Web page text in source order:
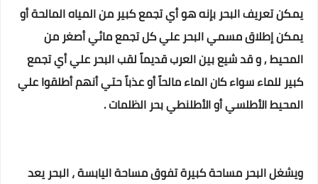
يمكن تعريف البحر بإنه هو أي تجمع كبير من المياه المالحة أو
يمكن إطلاق مسمي البحر علي كل تجمع مائي أصغر من
المحيط , و قد شيع بين العرب قديماً لقب البحر علي أي تجمع
كبير للماء سواء كان الماء مالحاً أو عذباً حتي أنهم أطلقوا علي
المحيط الأطلسي أو الأطلنطي بحر الظلمات .
ويشغل البحر مساحة كبيرة تفوق مساحة اليابسة ، البحر يعد